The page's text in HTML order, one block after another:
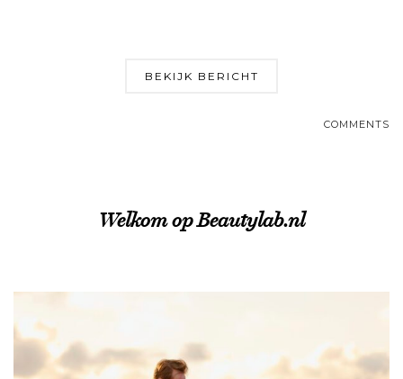
BEKIJK BERICHT
COMMENTS
Welkom op Beautylab.nl